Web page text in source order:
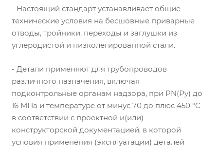
- Настоящий стандарт устанавливает общие
технические условия на бесшовные приварные
отводы, тройники, переходы и заглушки из
углеродистой и низколегированной стали.
- Детали применяют для трубопроводов
различного назначения, включая
подконтрольные органам надзора, при PN(Py) до
16 МПа и температуре от минус 70 до плюс 450 °С
в соответствии с проектной и(или)
конструкторской документацией, в которой
условия применения (эксплуатации) деталей